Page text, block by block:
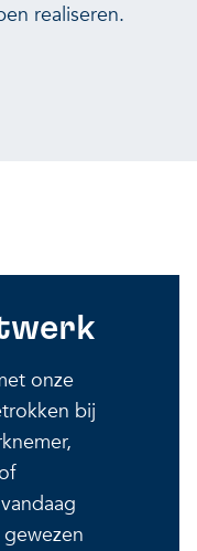
realiseren.
onze
bij